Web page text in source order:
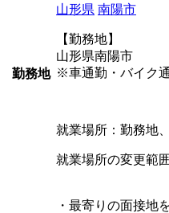
勤務地
山形県 南陽市
【勤務地】
山形県南陽市
※車通勤・バイク
就業場所：勤務地
就業場所の変更範
・最寄りの面接地